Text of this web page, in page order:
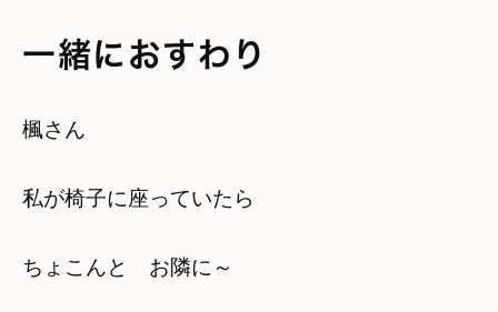
一緒におすわり
楓さん
私が椅子に座っていたら
ちょこんと お隣に～